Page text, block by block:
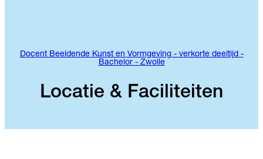
Docent Beeldende Kunst en Vormgeving - verkorte deeltijd -
Bachelor - Zwolle
Locatie & Faciliteiten